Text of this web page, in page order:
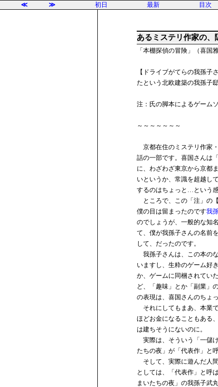
≪ ≫ 初日 最新 目次
あるミステリ作家の、
「本棚探偵の冒険」（喜国
【ドライブがてらの我孫
たという北欧建築の我孫子
注：氏の脚本によるゲーム
～～～～～～～
京都在住のミステリ作家
話の一部です。喜国さんは
に、わざわざ東京から京都
いというか、常識を超越し
するのはちょっと…という
ところで、この「注」の
僕の目は留まったのです我
のでしょうが、一般的な知
て、僕が我孫子さんの名前
して、だったのです。
我孫子さんは、この本の
いますし、生粋のゲーム好
か、ゲームに同梱されてい
ど、「趣味」とか「副業」
の表現は、喜国さんのちょ
それにしてもまあ、本業
ほどお金になることもある
は建ちそうにないのに。
実際は、そういう「一儲
たちの夜」が「代表作」と
そして、実際に遊んだ人
としては、「代表作」と呼
まいたちの夜」の我孫子武